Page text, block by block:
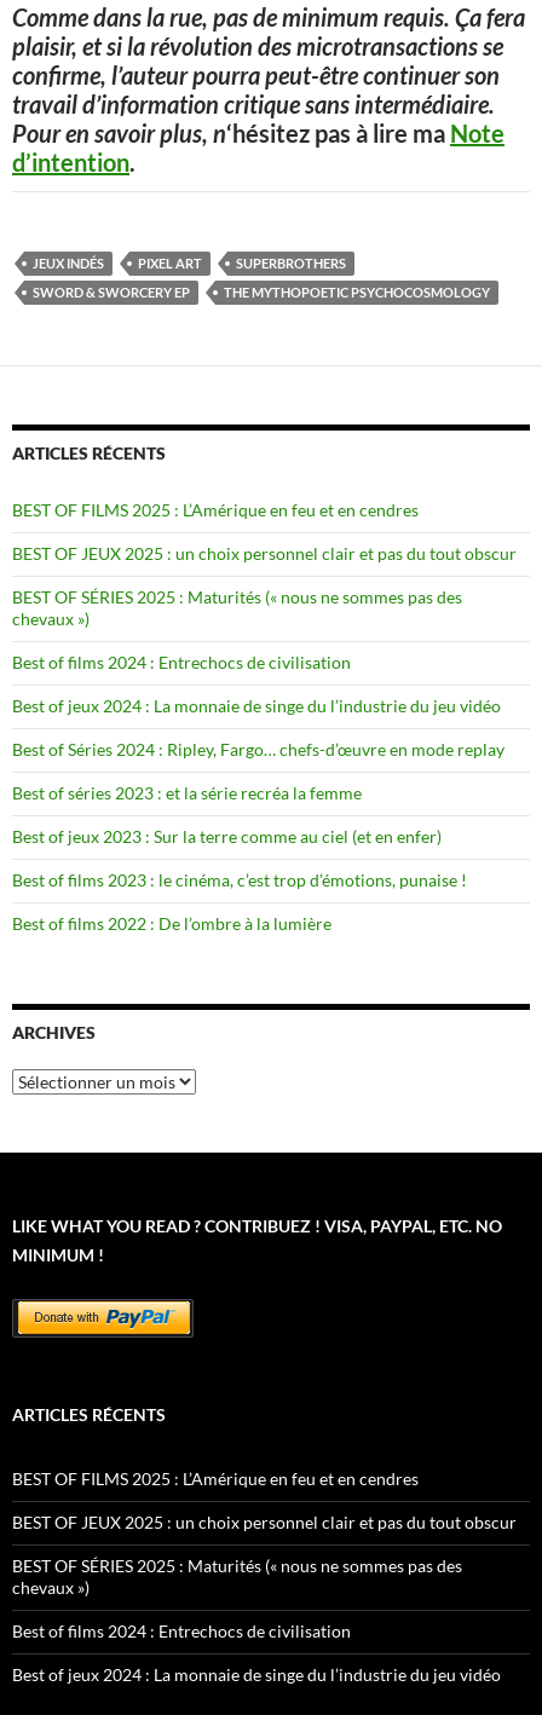
Comme dans la rue, pas de minimum requis. Ça fera
plaisir, et si la révolution des microtransactions se
confirme, l’auteur pourra peut-être continuer son
travail d’information critique sans intermédiaire.
Pour en savoir plus, n‘hésitez pas à lire ma Note
d’intention.
JEUX INDÉS PIXEL ART
SUPERBROTHERS
SWORD & SWORCERY EP
THE MYTHOPOETIC PSYCHOCOSMOLOGY
ARTICLES RÉCENTS
BEST OF FILMS 2025 : L’Amérique en feu et en cendres
BEST OF JEUX 2025 : un choix personnel clair et pas du tout obscur
BEST OF SÉRIES 2025 : Maturités (« nous ne sommes pas des
chevaux »)
Best of films 2024 : Entrechocs de civilisation
Best of jeux 2024 : La monnaie de singe du l’industrie du jeu vidéo
Best of Séries 2024 : Ripley, Fargo… chefs-d’œuvre en mode replay
Best of séries 2023 : et la série recréa la femme
Best of jeux 2023 : Sur la terre comme au ciel (et en enfer)
Best of films 2023 : le cinéma, c’est trop d’émotions, punaise !
Best of films 2022 : De l’ombre à la lumière
ARCHIVES
Archives
LIKE WHAT YOU READ ? CONTRIBUEZ ! VISA, PAYPAL, ETC. NO
MINIMUM !
ARTICLES RÉCENTS
BEST OF FILMS 2025 : L’Amérique en feu et en cendres
BEST OF JEUX 2025 : un choix personnel clair et pas du tout obscur
BEST OF SÉRIES 2025 : Maturités (« nous ne sommes pas des
chevaux »)
Best of films 2024 : Entrechocs de civilisation
Best of jeux 2024 : La monnaie de singe du l’industrie du jeu vidéo